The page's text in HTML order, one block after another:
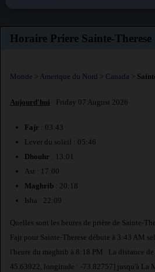
Horaire Priere Sainte-Therese
Monde > Amerique du Nord > Canada >
Aujourd'hui : Friday 07 August 2026
Fajr : 03:43
Lever du soleil : 05:46
Dhouhr : 13:01
Asr : 17:00
Maghrib : 20:18
Isha : 22:09
Quelles sont les heures de prière de Sainte-
Fajr pour Sainte-Therese débute à 3:43 AM
l'heure du maghrib à 8:18 PM . La distance
45.63922, longitude : -73.82757] jusqu'à La